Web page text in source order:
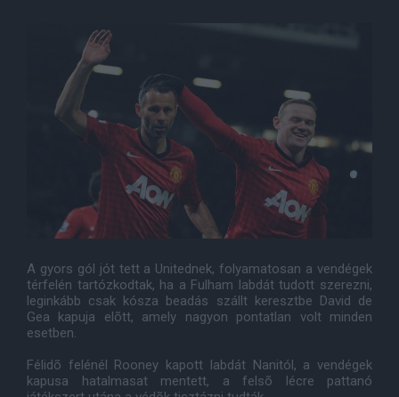
A gyors gól jót tett a Unitednek, folyamatosan a vendégek
térfelén tartózkodtak, ha a Fulham labdát tudott szerezni,
leginkább csak kósza beadás szállt keresztbe David de
Gea kapuja elõtt, amely nagyon pontatlan volt minden
esetben.
Félidõ felénél Rooney kapott labdát Nanitól, a vendégek
kapusa hatalmasat mentett, a felsõ lécre pattanó